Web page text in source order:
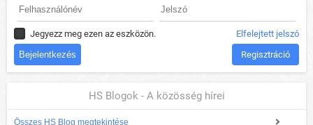
Jegyezz meg ezen az eszközön. Elfelejtett jelszó
Regisztráció
HS Blogok - A közösség hírei
Összes HS Blog megtekintése